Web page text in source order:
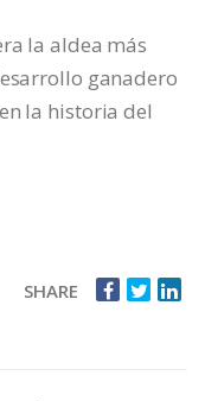
la aldea más
ganadero
la historia del
SHARE